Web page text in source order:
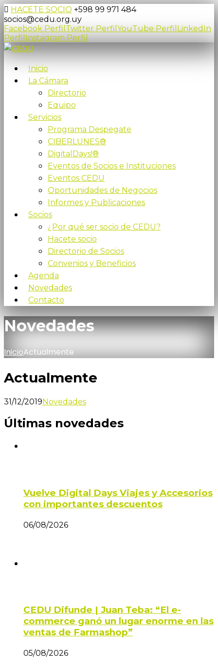
HACETE SOCIO +598 99 971 484
socios@cedu.org.uy
Facebook Perfil Twitter Perfil YouTube Perfil LinkedIn
PerfilInstagram Perfil
Inicio
La Cámara
Directorio
Equipo
Servicios
Programa Despegate
CIBERLUNES®
DigitalDays!®
Eventos de Socios e Instituciones
Eventos CEDU
Oportunidades de Negocios
Informes y Publicaciones
Socios
¿Por qué ser socio de CEDU?
Hacete socio
Directorio de Socios
Convenios y Beneficios
Agenda
Novedades
Contacto
Novedades
InicioActualmente
Actualmente
31/12/2019 Novedades
Últimas novedades
Vuelve Digital Days Viajes y Accesorios
con importantes descuentos
06/08/2026
CEDU Difunde | Juan Teba: “El e-
commerce ganó un lugar enorme en las
ventas de Farmashop”
05/08/2026